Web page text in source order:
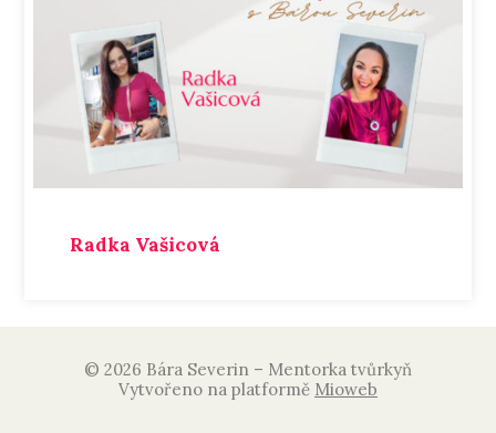
Radka Vašicová
© 2026 Bára Severin – Mentorka tvůrkyň
Vytvořeno na platformě Mioweb